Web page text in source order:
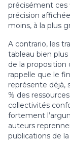
précisément ces
précision
moins, à la plus
A contrario, les
tableau bien
de la proposition
rappelle que le
représente déjà,
% des
collectivités
fortement
auteurs
publications de